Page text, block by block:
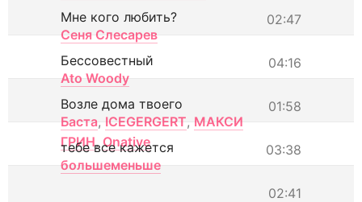
02:47
Мне кого любить?
Сеня Слесарев
04:16
Бессовестный
Ato Woody
01:58
Возле дома твоего
Баста, ICEGERGERT, МАКСИ
ГРИН, Onative 03:38
тебе все кажется
большеменьше
02:41